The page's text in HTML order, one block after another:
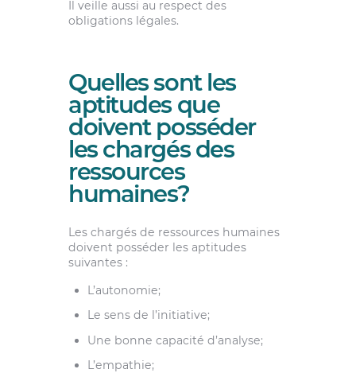
Il veille aussi au respect des
obligations légales.
Quelles sont les
aptitudes que
doivent posséder
les chargés des
ressources
humaines?
Les chargés de ressources humaines
doivent posséder les aptitudes
suivantes :
L’autonomie;
Le sens de l’initiative;
Une bonne capacité d’analyse;
L’empathie;